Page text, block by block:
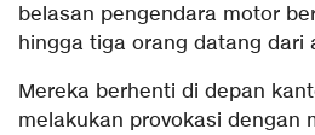
belasan pengendara motor
hingga tiga orang datang dari
Mereka berhenti di depan
melakukan provokasi dengan